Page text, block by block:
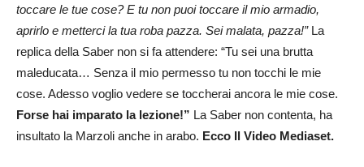
toccare le tue cose? E tu non puoi toccare il mio armadio,
aprirlo e metterci la tua roba pazza. Sei malata, pazza!” La
replica della Saber non si fa attendere: “Tu sei una brutta
maleducata… Senza il mio permesso tu non tocchi le mie
cose. Adesso voglio vedere se toccherai ancora le mie cose.
Forse hai imparato la lezione!” La Saber non contenta, ha
insultato la Marzoli anche in arabo. Ecco Il Video Mediaset.